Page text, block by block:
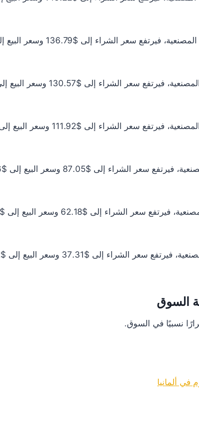
السوق
في ألمانيا